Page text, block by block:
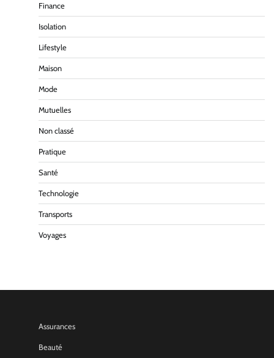
Finance
Isolation
Lifestyle
Maison
Mode
Mutuelles
Non classé
Pratique
Santé
Technologie
Transports
Voyages
Assurances
Beauté